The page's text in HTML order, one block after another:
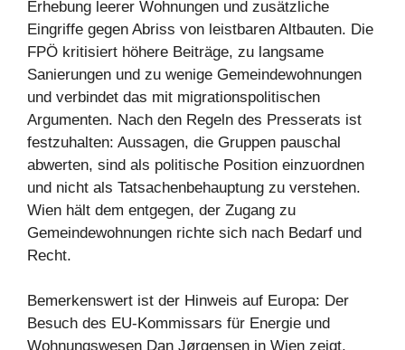
Erhebung leerer Wohnungen und zusätzliche
Eingriffe gegen Abriss von leistbaren Altbauten. Die
FPÖ kritisiert höhere Beiträge, zu langsame
Sanierungen und zu wenige Gemeindewohnungen
und verbindet das mit migrationspolitischen
Argumenten. Nach den Regeln des Presserats ist
festzuhalten: Aussagen, die Gruppen pauschal
abwerten, sind als politische Position einzuordnen
und nicht als Tatsachenbehauptung zu verstehen.
Wien hält dem entgegen, der Zugang zu
Gemeindewohnungen richte sich nach Bedarf und
Recht.
Bemerkenswert ist der Hinweis auf Europa: Der
Besuch des EU-Kommissars für Energie und
Wohnungswesen Dan Jørgensen in Wien zeigt,